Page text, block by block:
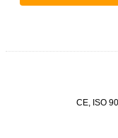
CE, ISO